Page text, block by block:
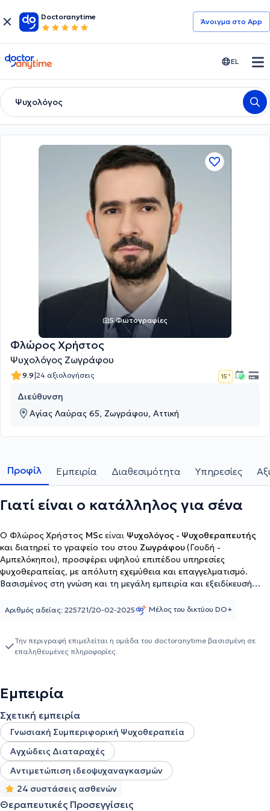
Doctoranytime
Άνοιγμα στο App
doctoranytime EL
Ψυχολόγος
5 Φωτογραφίες
Φλώρος Χρήστος
Ψυχολόγος Ζωγράφου
9.9|24 αξιολογήσεις 15 '
Διεύθυνση
Αγίας Λαύρας 65, Ζωγράφου, Αττική
Προφίλ Εμπειρία Διαθεσιμότητα Υπηρεσίες
Γιατί είναι ο κατάλληλος για σένα
Ο Φλώρος Χρήστος MSc είναι Ψυχολόγος - Ψυχοθεραπευτής
και διατηρεί το γραφείο του στου Ζωγράφου(Γουδή -
Αμπελόκηποι), προσφέρει υψηλού επιπέδου υπηρεσίες
ψυχοθεραπείας, με απόλυτη εχεμύθεια και επαγγελματισμό.
Βασισμένος στη γνώση και τη μεγάλη εμπειρία και εξειδίκευσή
για την αποτελεσματική αντιμετώπιση διαφόρων θεμάτων
Πανεπιστήμιο και συνέχισε τις σπουδές του στην Ψυχολογία, με
μεταπτυχιακούς τίτλους σπουδών στην ψυχολογία της υγείας
καταχωρημένος ως
ασκήσεως επαγγέλματος ψυχολόγου στην Ελλάδα. Είναι
μετεκπαιδευθείς στη Γνωσιακή Συμπεριφορική Ψυχοθεραπεία στο
Κέντρο Εφαρμοσμένης Ψυχοθεραπείας και Συμβουλευτικής
(μέλος του British Association for counseling and psychotherapy),
καθώς και στη Κλινική Ψυχοπαθολογία στο Αιγινήτειο
Νοσοκομείο και την Ελληνική ψυχιατρική εταιρεία (Basic and
Advanced) με διάκριση. Επιπροσθέτως, αποπεράτωσε με άριστα
το μετεκπαιδευτικό πρόγραμμα εξειδίκευσης του
Καποδιστριακού Πανεπιστήμιου Αθηνών «Ιατρική Ψυχολογία»,
Αριθμός αδείας: 225721/20-02-2025 Μέλος του δικτύου DO+
Την περιγραφή επιμελείται η ομάδα του doctoranytime βασισμένη σε
επαληθευμένες πληροφορίες.
Εμπειρία
Σχετική εμπειρία
Γνωσιακή Συμπεριφορική Ψυχοθεραπεία
Αγχώδεις Διαταραχές
Αντιμετώπιση ιδεοψυχαναγκασμών
24 συστάσεις ασθενών
Θεραπευτικές Προσεγγίσεις